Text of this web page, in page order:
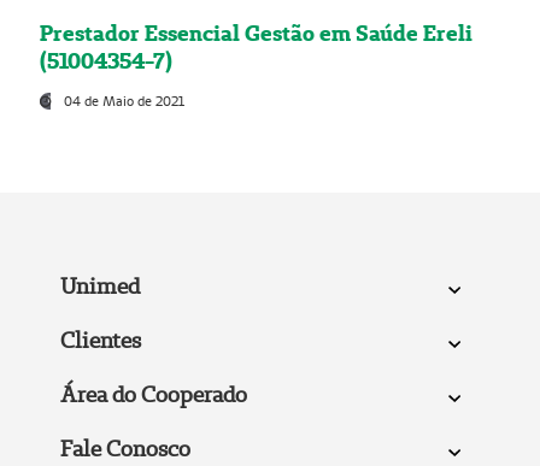
Prestador Essencial Gestão em Saúde Ereli
(51004354-7)
04 de Maio de 2021
Unimed
Clientes
Área do Cooperado
Fale Conosco